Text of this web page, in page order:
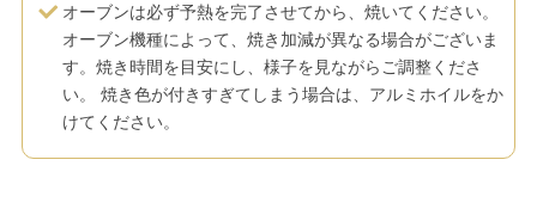
オーブンは必ず予熱を完了させてから、焼いてください。
オーブン機種によって、焼き加減が異なる場合がございま
す。焼き時間を目安にし、様子を見ながらご調整くださ
い。 焼き色が付きすぎてしまう場合は、アルミホイルをか
けてください。